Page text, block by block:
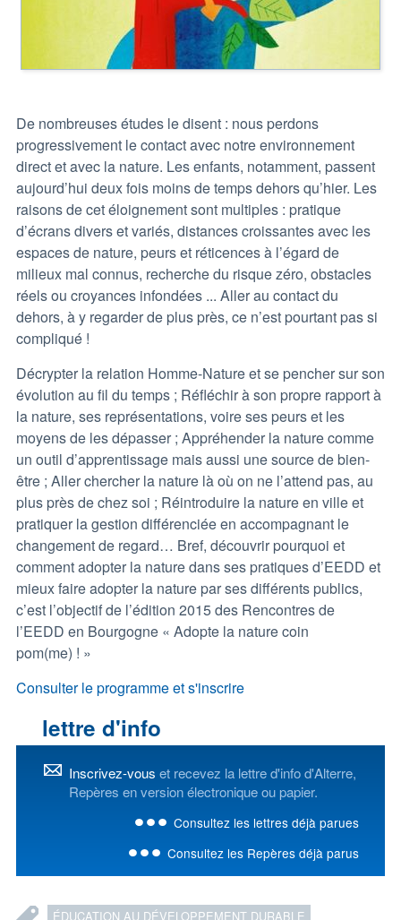
De nombreuses études le disent : nous perdons
progressivement le contact avec notre environnement
direct et avec la nature. Les enfants, notamment, passent
aujourd’hui deux fois moins de temps dehors qu’hier. Les
raisons de cet éloignement sont multiples : pratique
d’écrans divers et variés, distances croissantes avec les
espaces de nature, peurs et réticences à l’égard de
milieux mal connus, recherche du risque zéro, obstacles
réels ou croyances infondées ... Aller au contact du
dehors, à y regarder de plus près, ce n’est pourtant pas si
compliqué !
Décrypter la relation Homme-Nature et se pencher sur son
évolution au fil du temps ; Réfléchir à son propre rapport à
la nature, ses représentations, voire ses peurs et les
moyens de les dépasser ; Appréhender la nature comme
un outil d’apprentissage mais aussi une source de bien-
être ; Aller chercher la nature là où on ne l’attend pas, au
plus près de chez soi ; Réintroduire la nature en ville et
pratiquer la gestion différenciée en accompagnant le
changement de regard… Bref, découvrir pourquoi et
comment adopter la nature dans ses pratiques d’EEDD et
mieux faire adopter la nature par ses différents publics,
c’est l’objectif de l’édition 2015 des Rencontres de
l’EEDD en Bourgogne « Adopte la nature coin
pom(me) ! »
Consulter le programme et s'inscrire
lettre d'info
Inscrivez-vous et recevez la lettre d'info d'Alterre,
Repères en version électronique ou papier.
Consultez les lettres déjà parues
Consultez les Repères déjà parus
ÉDUCATION AU DÉVELOPPEMENT DURABLE